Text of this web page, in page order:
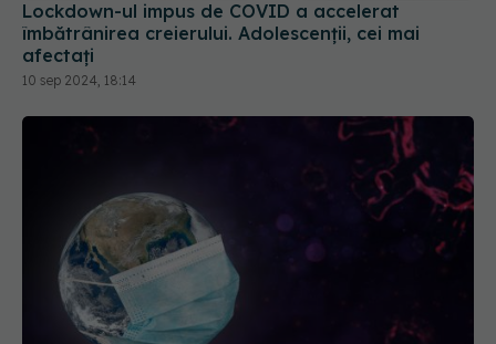
10 sep 2024, 18:14
China neagă originea COVID. Dispută globală